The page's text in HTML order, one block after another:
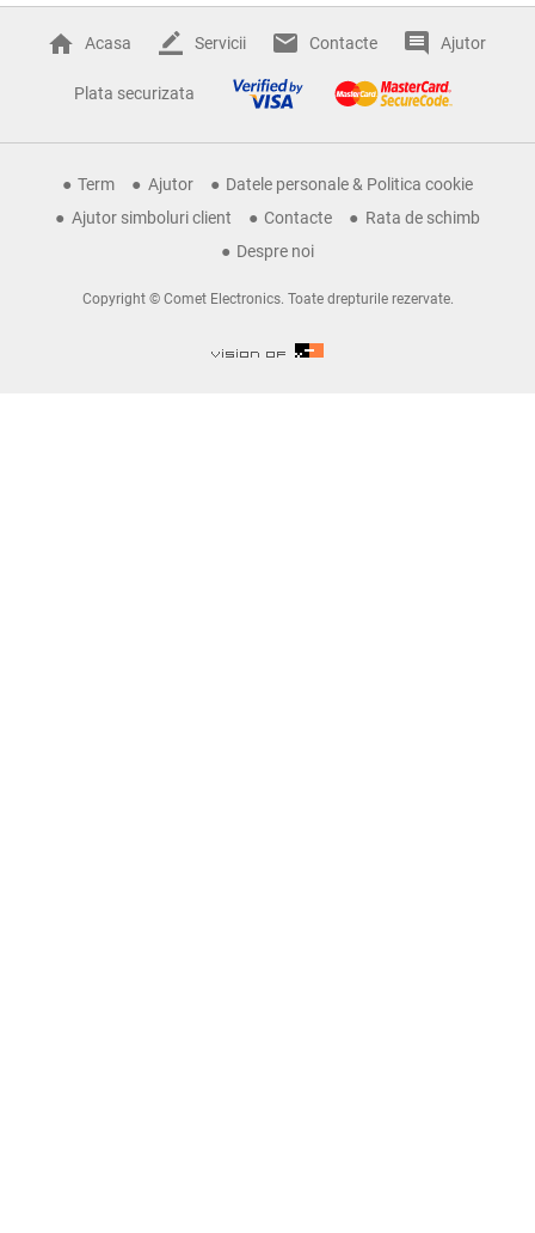
Acasa Servicii Contacte Ajutor
Plata securizata
Term Ajutor
Datele personale & Politica cookie
Ajutor simboluri client
Contacte
Rata de schimb
Despre noi
Copyright © Comet Electronics. Toate drepturile rezervate.